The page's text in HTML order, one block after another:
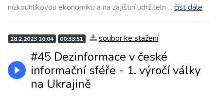
nízkouhlíkovou ekonomiku a na zajištní udržiteln ... číst dále
28.2.2023 16:04 00:33:51 soubor ke stažení
#45 Dezinformace v české
informační sféře - 1. výročí války
na Ukrajině